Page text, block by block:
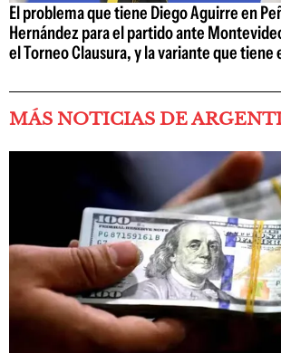
El problema que tiene Diego Aguirre en
Hernández para el partido ante
el Torneo Clausura, y la variante que tiene
MÁS NOTICIAS DE